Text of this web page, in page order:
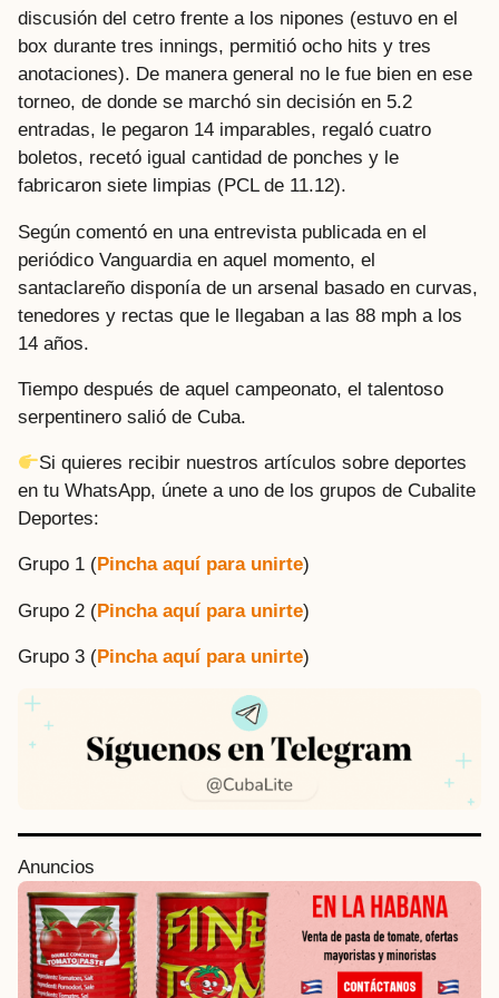
discusión del cetro frente a los nipones (estuvo en el
box durante tres innings, permitió ocho hits y tres
anotaciones). De manera general no le fue bien en ese
torneo, de donde se marchó sin decisión en 5.2
entradas, le pegaron 14 imparables, regaló cuatro
boletos, recetó igual cantidad de ponches y le
fabricaron siete limpias (PCL de 11.12).
Según comentó en una entrevista publicada en el
periódico Vanguardia en aquel momento, el
santaclareño disponía de un arsenal basado en curvas,
tenedores y rectas que le llegaban a las 88 mph a los
14 años.
Tiempo después de aquel campeonato, el talentoso
serpentinero salió de Cuba.
Si quieres recibir nuestros artículos sobre deportes
en tu WhatsApp, únete a uno de los grupos de Cubalite
Deportes:
Grupo 1 (Pincha aquí para unirte)
Grupo 2 (Pincha aquí para unirte)
Grupo 3 (Pincha aquí para unirte)
Anuncios
P
o
s
P